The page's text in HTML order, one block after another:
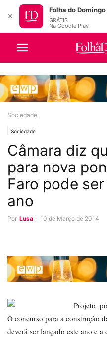
Sociedade
Sociedade
Câmara diz
para nova
Faro pode
ano
Por Lusa - 10 de Março de 2014
O concurso para a construção
deverá ser lançado este ano e
✕
Folha do Domingo
GRÁTIS
Na Google Play